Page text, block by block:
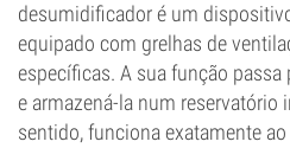
desumidificador é um
equipado com grelhas de
específicas. A sua função
e armazená-la num reservatório
sentido, funciona exatamente